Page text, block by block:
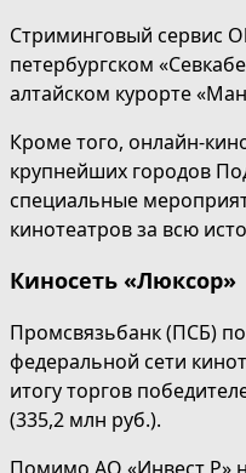
Стриминговый сервис
петербургском
алтайском курорте
Кроме того, онлайн-
крупнейших городов
специальные
кинотеатров за всю
Киносеть «Люксор»
Промсвязьбанк (ПСБ)
федеральной сети
итогу торгов
(335,2 млн руб.).